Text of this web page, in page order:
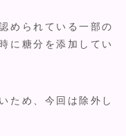
められている一部の
に糖分を添加してい
ため、今回は除外し